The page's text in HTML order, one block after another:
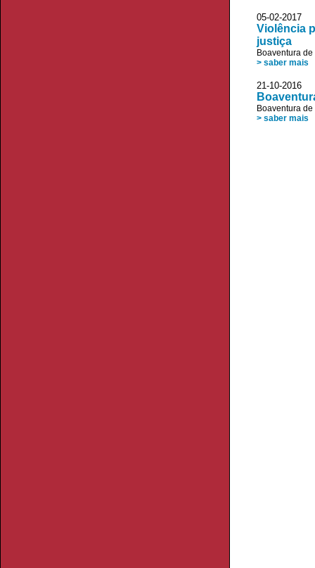
05-02-2017
Violência
justiça
Boaventura
> saber mais
21-10-
Boaventura
> saber mais